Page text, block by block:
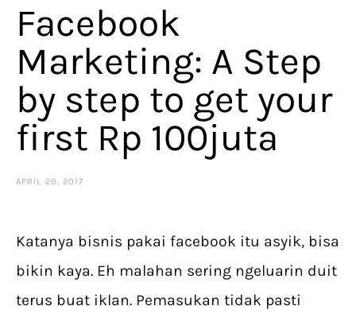
Facebook
Marketing: A Step
by step to get your
first Rp 100juta
APRIL 20, 2017
Katanya bisnis pakai facebook itu asyik, bisa
bikin kaya. Eh malahan sering ngeluarin duit
terus buat iklan. Pemasukan tidak pasti